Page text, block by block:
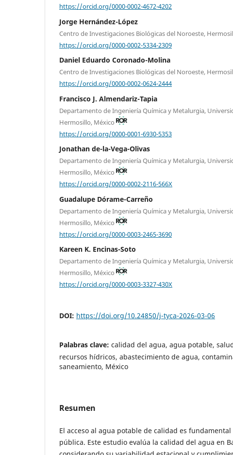
https://orcid.org/0000-0002-4672-4202
Jorge Hernández-López
Centro de Investigaciones Biológicas del Noroeste,
https://orcid.org/0000-0002-5334-2309
Daniel Eduardo Coronado-Molina
Centro de Investigaciones Biológicas del Noroeste,
https://orcid.org/0000-0002-0624-2444
Francisco J. Almendariz-Tapia
Departamento de Ingeniería Química y Metalurgia,
Hermosillo, México
https://orcid.org/0000-0001-6930-5353
Jonathan de-la-Vega-Olivas
Departamento de Ingeniería Química y Metalurgia,
Hermosillo, México
https://orcid.org/0000-0002-2116-566X
Guadalupe Dórame-Carreño
Departamento de Ingeniería Química y Metalurgia,
Hermosillo, México
https://orcid.org/0000-0003-2465-3690
Kareen K. Encinas-Soto
Departamento de Ingeniería Química y Metalurgia,
Hermosillo, México
https://orcid.org/0000-0003-3327-430X
DOI: https://doi.org/10.24850/j-tyca-2026-03-06
Palabras clave: calidad del agua, agua potable,
recursos hídricos, abastecimiento de agua,
saneamiento, México
Resumen
El acceso al agua potable de calidad es
pública. Este estudio evalúa la calidad del agua en